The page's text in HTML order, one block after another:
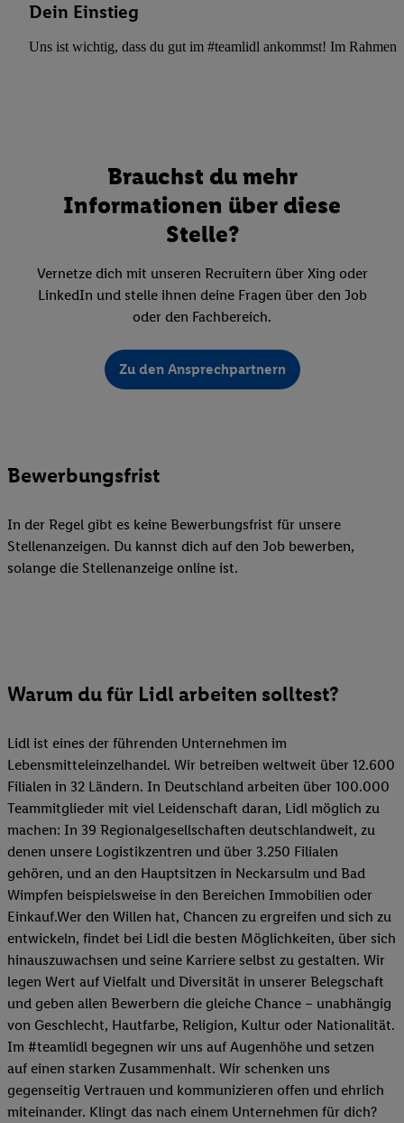
Dein Einstieg
Uns ist wichtig, dass du gut im #teamlidl ankommst! Im Rahmen
Brauchst du mehr
Informationen über diese
Stelle?
Vernetze dich mit unseren Recruitern über Xing oder
LinkedIn und stelle ihnen deine Fragen über den Job
oder den Fachbereich.
Zu den Ansprechpartnern
Bewerbungsfrist
In der Regel gibt es keine Bewerbungsfrist für unsere
Stellenanzeigen. Du kannst dich auf den Job bewerben,
solange die Stellenanzeige online ist.
Warum du für Lidl arbeiten solltest?
Lidl ist eines der führenden Unternehmen im
Lebensmitteleinzelhandel. Wir betreiben weltweit über 12.600
Filialen in 32 Ländern. In Deutschland arbeiten über 100.000
Teammitglieder mit viel Leidenschaft daran, Lidl möglich zu
machen: In 39 Regionalgesellschaften deutschlandweit, zu
denen unsere Logistikzentren und über 3.250 Filialen
gehören, und an den Hauptsitzen in Neckarsulm und Bad
Wimpfen beispielsweise in den Bereichen Immobilien oder
Einkauf.Wer den Willen hat, Chancen zu ergreifen und sich zu
entwickeln, findet bei Lidl die besten Möglichkeiten, über sich
hinauszuwachsen und seine Karriere selbst zu gestalten. Wir
legen Wert auf Vielfalt und Diversität in unserer Belegschaft
und geben allen Bewerbern die gleiche Chance – unabhängig
von Geschlecht, Hautfarbe, Religion, Kultur oder Nationalität.
Im #teamlidl begegnen wir uns auf Augenhöhe und setzen
auf einen starken Zusammenhalt. Wir schenken uns
gegenseitig Vertrauen und kommunizieren offen und ehrlich
miteinander. Klingt das nach einem Unternehmen für dich?